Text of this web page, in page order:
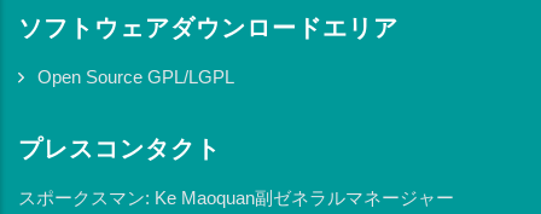
ソフトウェアダウンロードエリア
Open Source GPL/LGPL
プレスコンタクト
スポークスマン: Ke Maoquan副ゼネラルマネージャー